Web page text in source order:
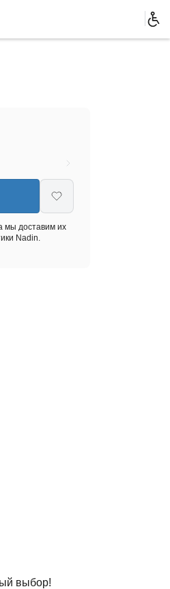
мы доставим их
Nadin.
выбор!